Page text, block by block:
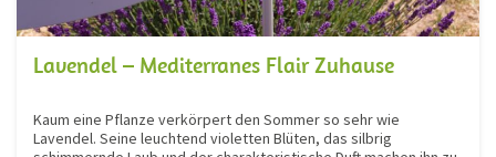
Lavendel – Mediterranes Flair Zuhause
Kaum eine Pflanze verkörpert den Sommer so sehr wie
Lavendel. Seine leuchtend violetten Blüten, das silbrig